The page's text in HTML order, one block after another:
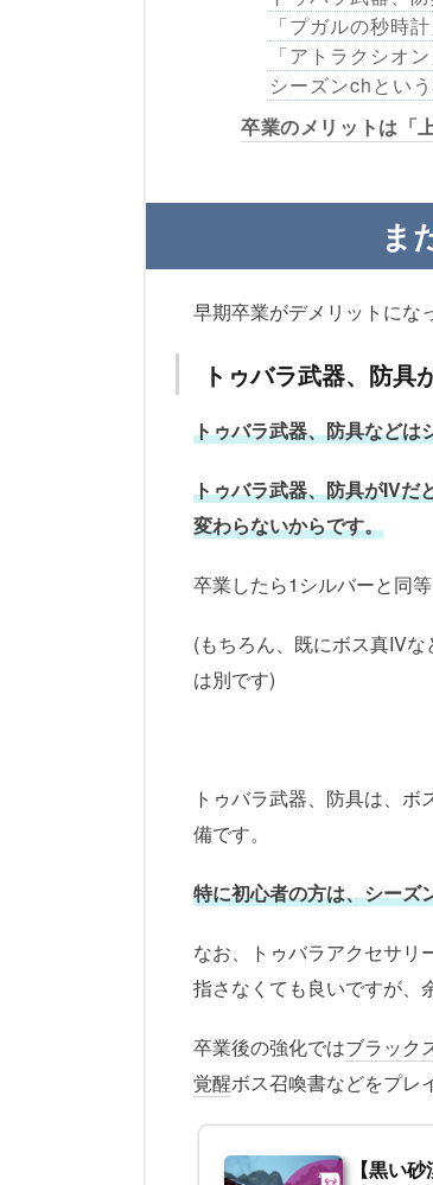
「プガルの秒時
「アトラクシオ
シーズンchとい
卒業のメリットは「
ま
早期卒業がデメリットにな
トゥバラ武器、防具
トゥバラ武器、防具などは
トゥバラ武器、防具がIVだ
変わらないからです。
卒業したら1シルバーと同
(もちろん、既にボス真IV
は別です)
トゥバラ武器、防具は、
備です。
特に初心者の方は、シーズ
なお、トゥバラアクセサリ
指さなくても良いですが、
卒業後の強化ではブラック
覚醒ボス召喚書などをプレ
【黒い